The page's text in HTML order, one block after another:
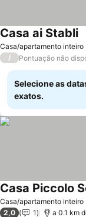
Casa/apartamento inteiro
Casa ai Stabli
/ Pontuação não
Selecione as
exatos.
Casa/apartamento inteiro
Casa Piccolo
2,0 1 a 0.1 km